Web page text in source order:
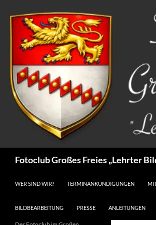
Inhalt
springen
Fotoclub Großes Freies „Lehrter
WER SIND WIR? TERMINANKÜNDIGUNGEN
BILDBEARBEITUNG PRESSE ANLEITUNGEN